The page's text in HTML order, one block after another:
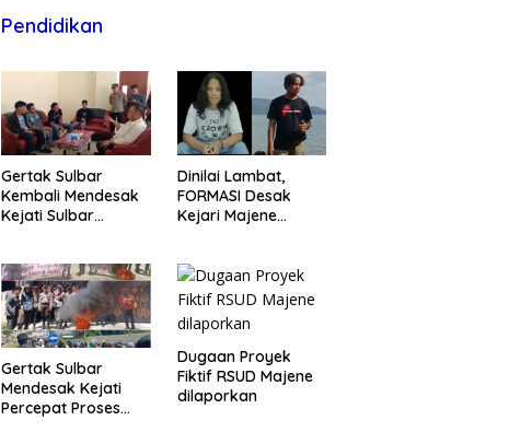
Pendidikan
Gertak Sulbar
Kembali Mendesak
Kejati Sulbar
Majene
Dinilai Lambat,
FORMASI Desak
Kejari Majene
Fiktif RSUD Majene
Gertak Sulbar
Mendesak Kejati
Percepat Proses
Dugaan Proyek
Fiktif RSUD Majene
dilaporkan